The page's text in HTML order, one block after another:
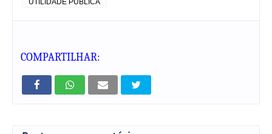
UTILIDADE PUBLICA
COMPARTILHAR: